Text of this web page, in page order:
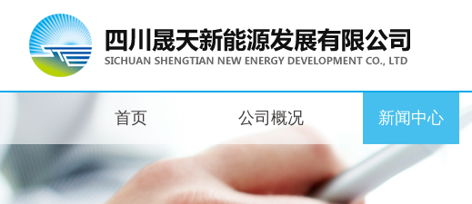
首页 公司概况 新闻中心